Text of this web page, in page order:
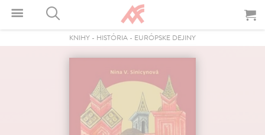
KNIHY - HISTÓRIA - EURÓPSKE DEJINY